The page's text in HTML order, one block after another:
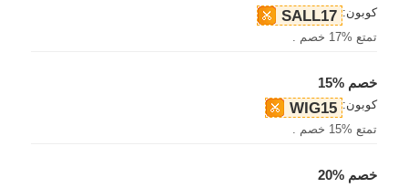
كوبون: SALL17
تمتع %17 خصم .
خصم %15
كوبون: WIG15
تمتع %15 خصم .
خصم %20